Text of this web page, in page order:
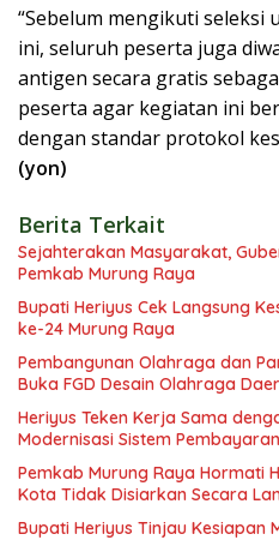
“Sebelum mengikuti seleksi
ini, seluruh peserta juga
antigen secara gratis
peserta agar kegiatan ini
dengan standar protokol
(yon)
Berita Terkait
Sejahterakan Masyarakat,
Pemkab Murung Raya
Bupati Heriyus Cek Langsung
ke-24 Murung Raya
Pembangunan Olahraga dan
Buka FGD Desain Olahraga
Heriyus Teken Kerja Sama
Modernisasi Sistem
Pemkab Murung Raya Hormati
Kota Tidak Disiarkan Secara
Bupati Heriyus Tinjau Kesiapan